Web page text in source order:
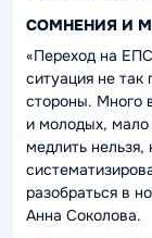
СОМНЕНИЯ И
«Переход на
ситуация не так
стороны. Много
и молодых, мало
медлить
разобраться в
Анна Соколова.